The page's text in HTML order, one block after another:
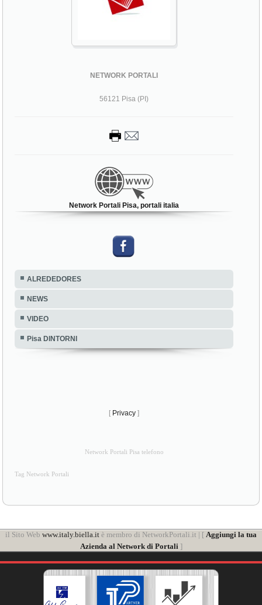
NETWORK PORTALI
56121 Pisa (PI)
Network Portali Pisa, portali italia
ALREDEDORES
NEWS
VIDEO
Pisa DINTORNI
[ Privacy ]
Network Portali Pisa telefono
Tag Network Portali
il Sito Web www.italy.biella.it è membro di NetworkPortali.it | [ Aggiungi la tua
Azienda al Network di Portali ]